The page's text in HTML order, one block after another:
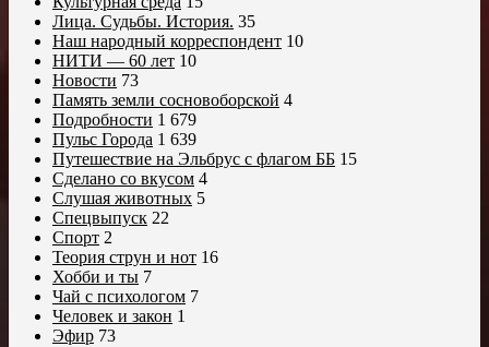
Лица. Судьбы. История. 35
Наш народный корреспондент 10
НИТИ — 60 лет 10
Новости 73
Память земли сосновоборской 4
Подробности 1 679
Пульс Города 1 639
Путешествие на Эльбрус с флагом ББ 15
Сделано со вкусом 4
Слушая животных 5
Спецвыпуск 22
Спорт 2
Теория струн и нот 16
Хобби и ты 7
Чай с психологом 7
Человек и закон 1
Эфир 73